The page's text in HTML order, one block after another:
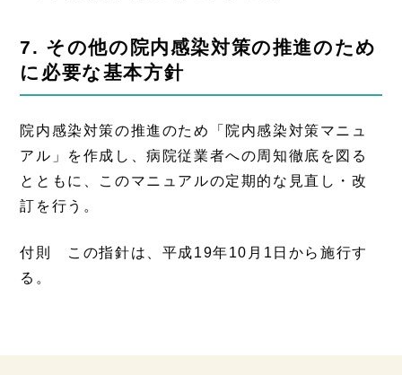
7. その他の院内感染対策の推進のため
に必要な基本方針
院内感染対策の推進のため「院内感染対策マニュ
アル」を作成し、病院従業者への周知徹底を図る
とともに、このマニュアルの定期的な見直し・改
訂を行う。
付則 この指針は、平成19年10月1日から施行す
る。